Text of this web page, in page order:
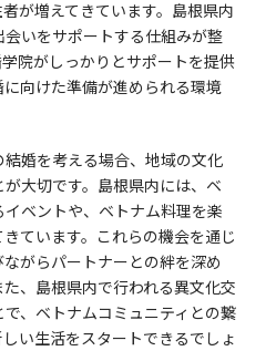
が増えてきています。島根県内
いをサポートする仕組みが整
院がしっかりとサポートを提供
向けた準備が進められる環境
婚を考える場合、地域の文化
大切です。島根県内には、ベ
ベントや、ベトナム料理を楽
ています。これらの機会を通じ
がらパートナーとの絆を深め
、島根県内で行われる異文化交
、ベトナムコミュニティとの繋
い生活をスタートできるでしょ